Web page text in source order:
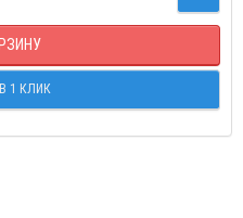
1 КЛИК